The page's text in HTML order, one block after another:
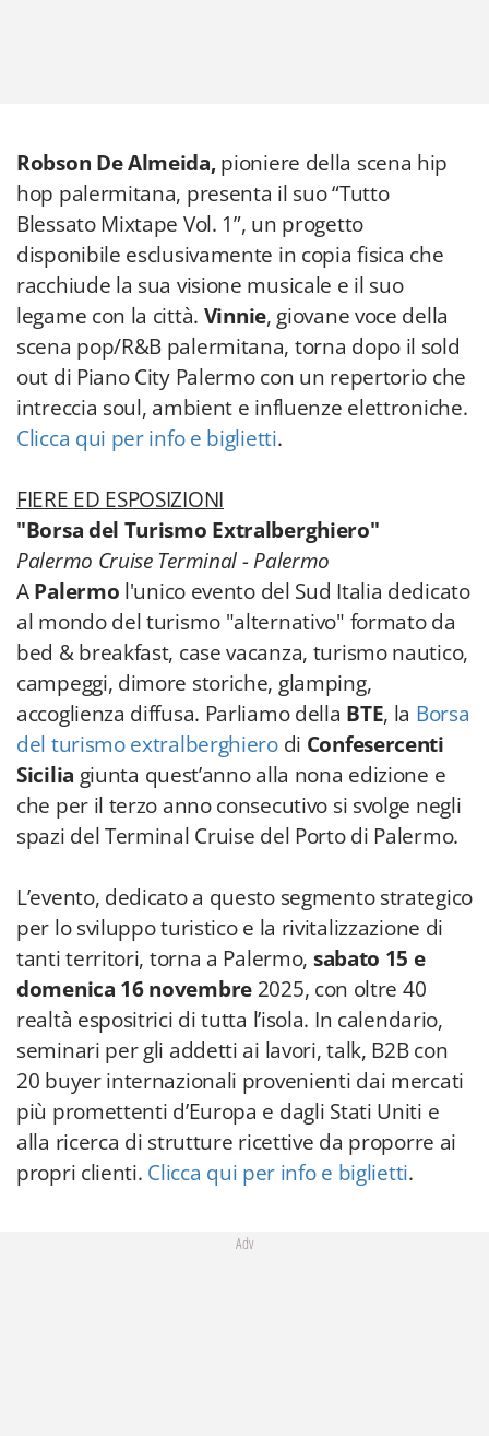
Robson De Almeida,pioniere della scena hip
hop palermitana, presenta il suo “Tutto
Blessato Mixtape Vol. 1”, un progetto
disponibile esclusivamente in copia fisica che
racchiude la sua visione musicale e il suo
legame con la città. Vinnie, giovane voce della
scena pop/R&B palermitana, torna dopo il sold
out di Piano City Palermo con un repertorio che
intreccia soul, ambient e influenze elettroniche.
Clicca qui per info e biglietti.
FIERE ED ESPOSIZIONI
"Borsa del Turismo Extralberghiero"
Palermo Cruise Terminal - Palermo
APalermo l'unico evento del Sud Italia dedicato
al mondo del turismo "alternativo" formato da
bed & breakfast, case vacanza, turismo nautico,
campeggi, dimore storiche, glamping,
accoglienza diffusa. Parliamo della BTE, la Borsa
del turismo extralberghiero di Confesercenti
Sicilia giunta quest’anno alla nona edizione e
che per il terzo anno consecutivo si svolge negli
spazi del Terminal Cruise del Porto di Palermo.
L’evento, dedicato a questo segmento strategico
per lo sviluppo turistico e la rivitalizzazione di
tanti territori, torna a Palermo, sabato 15 e
domenica 16 novembre 2025, con oltre 40
realtà espositrici di tutta l’isola. In calendario,
seminari per gli addetti ai lavori, talk, B2B con
20 buyer internazionali provenienti dai mercati
più promettenti d’Europa e dagli Stati Uniti e
alla ricerca di strutture ricettive da proporre ai
propri clienti. Clicca qui per info e biglietti.
Adv